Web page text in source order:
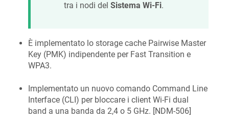
tra i nodi del Sistema Wi‑Fi.
È implementato lo storage cache Pairwise Master
Key (PMK) indipendente per Fast Transition e
WPA3.
Implementato un nuovo comando Command Line
Interface (CLI) per bloccare i client Wi‑Fi dual
band a una banda da 2,4 o 5 GHz. [NDM-506]